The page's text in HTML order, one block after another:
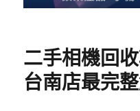
二手相機回
台南店最完